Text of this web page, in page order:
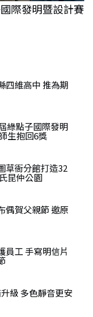
際發明暨設計賽
四維高中 推為期
綠點子國際發明
生抱回6獎
草衙分館打造32
昆仲公園
偶賀父親節 邀原
員工 手寫明信片
級 多色靜音更安